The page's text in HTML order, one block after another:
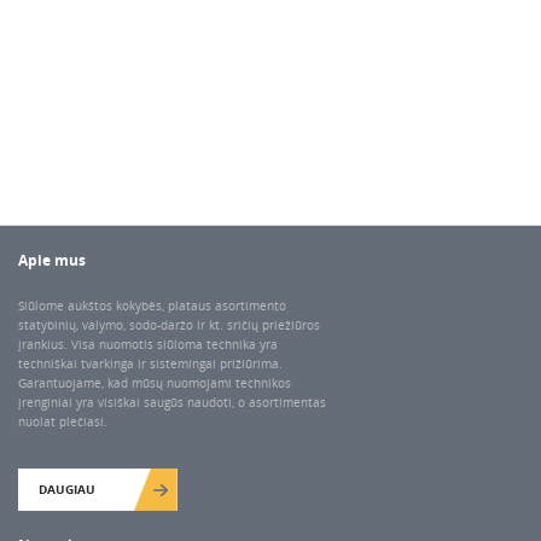
Apie mus
Siūlome aukštos kokybės, plataus asortimento
statybinių, valymo, sodo-daržo ir kt. sričių priežiūros
įrankius. Visa nuomotis siūloma technika yra
techniškai tvarkinga ir sistemingai prižiūrima.
Garantuojame, kad mūsų nuomojami technikos
įrenginiai yra visiškai saugūs naudoti, o asortimentas
nuolat plečiasi.
DAUGIAU